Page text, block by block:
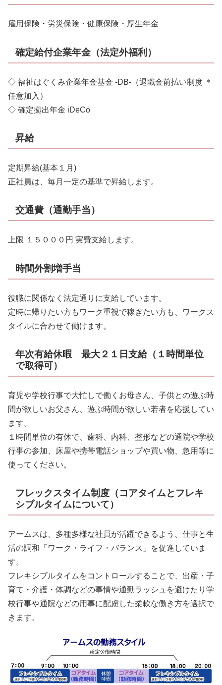
雇用保険・労災保険・健康保険・厚生年金
確定給付企業年金（法定外福利）
◇ 福祉はぐくみ企業年金基金 -DB-（退職金前払い制度 ＊
任意加入）
◇ 確定拠出年金 iDeCo
昇給
定期昇給(基本１月)
正社員は、毎月一定の基準で昇給します。
交通費（通勤手当）
上限 １５０００円 実費支給します。
時間外割増手当
役職に関係なく法定通りに支給しています。
定時に帰りたい方もワーク重視で稼ぎたい方も、ワークス
タイルに合わせて働けます。
年次有給休暇 最大２１日支給（１時間単位
で取得可）
育児や学校行事で大忙しで働くお母さん、子供との遊ぶ時
間が欲しいお父さん、遊ぶ時間が欲しい若者を応援してい
ます。
１時間単位の有休で、歯科、内科、整形などの通院や学校
行事の参加、床屋や携帯電話ショップや買い物、急用等に
使ってください。
フレックスタイム制度（コアタイムとフレキ
シブルタイムについて）
アームスは、多種多様な社員が活躍できるよう、仕事と生
活の調和「ワーク・ライフ・バランス」を促進していま
す。
フレキシブルタイムをコントロールすることで、出産・子
育て・介護・体調などの事情や通勤ラッシュを避けたり学
校行事や通院などの用事に配慮した柔軟な働き方を選択で
きます。